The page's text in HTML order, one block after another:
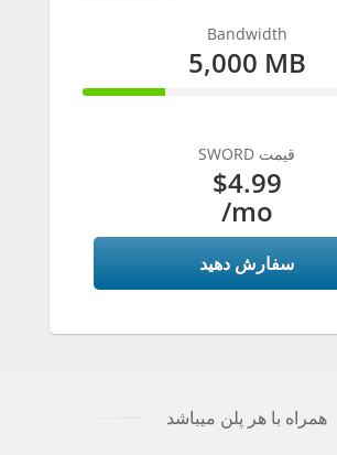
Bandwidth
5,000 MB
25% Complete
SWORD قیمت
$4.99
/mo
سفارش دهید
همراه با هر پلن میباشد